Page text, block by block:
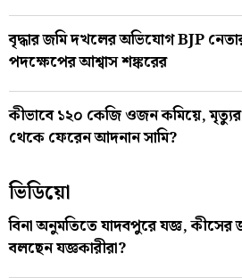
বৃদ্ধার জমি দখলের অভিযোগ BJP
পদক্ষেপের আশ্বাস শঙ্করের
কীভাবে ১২০ কেজি ওজন কমিয়ে,
থেকে ফেরেন আদনান সামি?
ভিডিয়ো
বিনা অনুমতিতে যাদবপুরে যজ্ঞ, কীসের
বলছেন যজ্ঞকারীরা?